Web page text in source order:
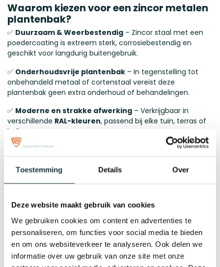
Toestemming Details Over
Deze website maakt gebruik van cookies
We gebruiken cookies om content en advertenties te
personaliseren, om functies voor social media te bieden
en om ons websiteverkeer te analyseren. Ook delen we
informatie over uw gebruik van onze site met onze
Waarom kiezen voor een zincor metalen
plantenbak?
✅ Duurzaam & Weerbestendig – Zincor staal met een
poedercoating is extreem sterk, corrosiebestendig en
geschikt voor langdurig buitengebruik.
✅ Onderhoudsvrije plantenbak – In tegenstelling tot
onbehandeld metaal of cortenstaal vereist deze
plantenbak geen extra onderhoud of behandelingen.
✅ Moderne en strakke afwerking – Verkrijgbaar in
verschillende RAL-kleuren, passend bij elke tuin, terras of
balkon.
Op maat gemaakte plantenbakken
– Kies zelf de
Afmetingen en materiaal
Deze metalen bloembak heeft een afmeting van
40x60x60 cm, ook wel 400x600x600 mm. Ze zijn altijd
vervaardigd uit hoogwaardig 2 mm dik zincor metaal, wat
zorgt voor extra stabiliteit en een luxe uitstraling. De